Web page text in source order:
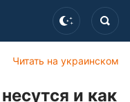
Читать на украинском
и как